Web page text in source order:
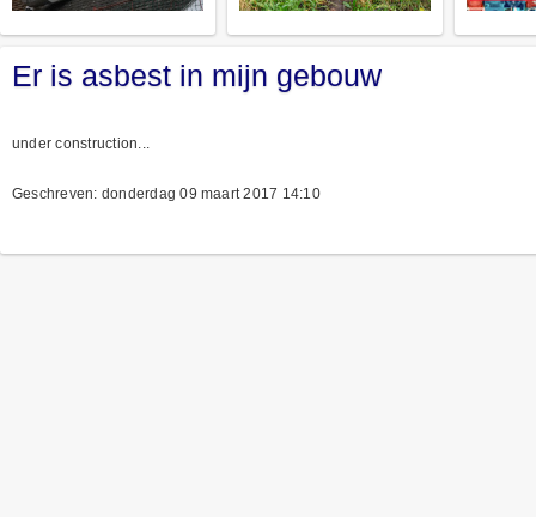
Er is asbest in mijn gebouw
under construction...
Geschreven: donderdag 09 maart 2017 14:10